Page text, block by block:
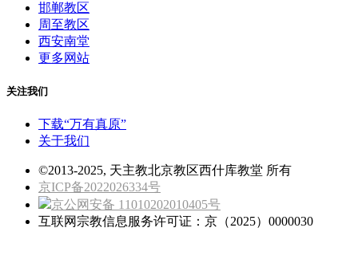
邯郸教区
周至教区
西安南堂
更多网站
关注我们
下载“万有真原”
关于我们
©2013-2025, 天主教北京教区西什库教堂 所有
京ICP备2022026334号
京公网安备 11010202010405号
互联网宗教信息服务许可证：京（2025）0000030